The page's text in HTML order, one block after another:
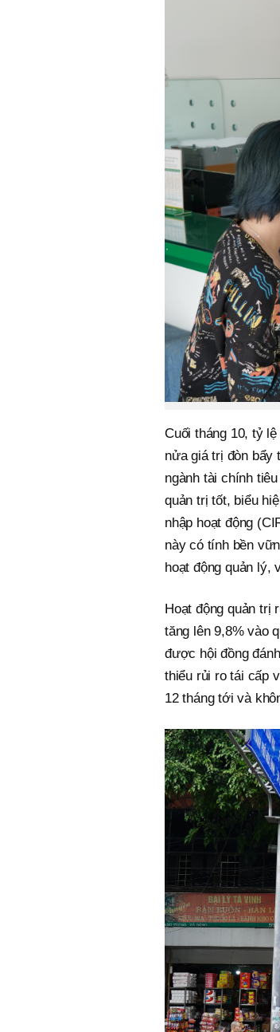
Cuối tháng 10, tỷ
nửa giá trị đòn bẩy
ngành tài chính
quản trị tốt, biểu
nhập hoạt động
này có tính bền
hoạt động quản lý,
Hoạt động quản trị
tăng lên 9,8% vào
được hội đồng
thiểu rủi ro tái cấp
12 tháng tới và